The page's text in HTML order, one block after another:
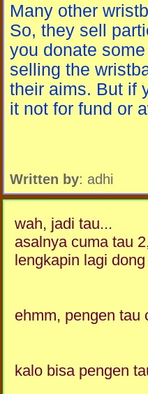
Many other
So, they sell
you donate
selling the
their aims. But if
it not for fund or
Written by: adhi
wah, jadi tau...
asalnya cuma tau
lengkapin lagi dong
ehmm, pengen tau
kalo bisa pengen